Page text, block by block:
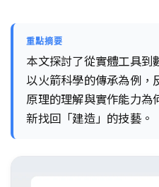
重點摘要
本文探討了從實體工具到
以火箭科學的傳承為例，
原理的理解與實作能力為
新找回「建造」的技藝。